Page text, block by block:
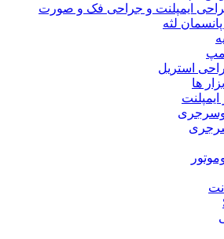
ایمپلنت و جراحی فک و صورت
لثه
استریل
ها
ایمپلنت